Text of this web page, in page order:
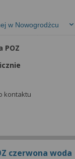
w Nowogrodżcu
POZ
kontaktu
czerwona woda